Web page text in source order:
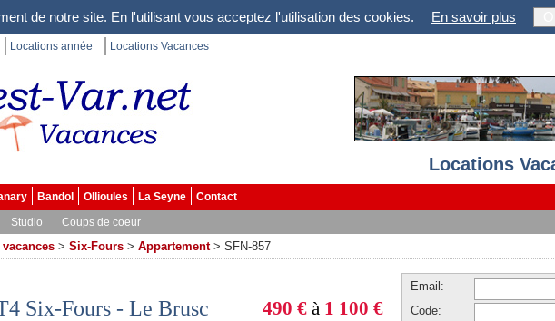
de notre site. En l'utilisant vous acceptez l'utilisation des cookies. En savoir plus
Locations année Locations Vacances
Locations
Bandol Ollioules La Seyne
Contact
Studio Coups de coeur
> Six-Fours > Appartement > SFN-857
490 € à 1 100 €
Six-Fours - Le Brusc
Email:
Code: